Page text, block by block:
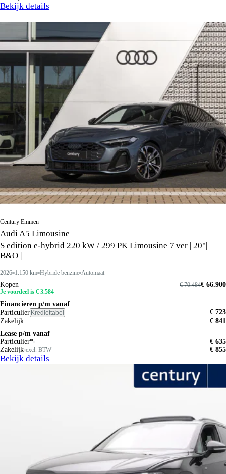
Bekijk details
Century Emmen
Audi A5 Limousine
S edition e-hybrid 220 kW / 299 PK Limousine 7 ver | 20"|
B&O |
2026 1.150 km Hybride benzine Automaat
Kopen € 66.900
€ 70.484
Je voordeel is € 3.584
Financieren p/m vanaf
Particulier Krediettabel
€ 723
Zakelijk
€ 841
Lease p/m vanaf
Particulier*
€ 635
Zakelijk excl. BTW € 855
Bekijk details